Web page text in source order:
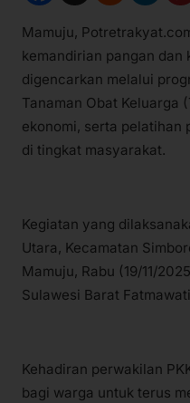
Mamuju,
kemandirian pangan dan
digencarkan melalui
Tanaman Obat Keluarga
ekonomi, serta pelatihan
di tingkat masyarakat.
Kegiatan yang
Utara, Kecamatan
Mamuju, Rabu (19/11/
Sulawesi Barat
Kehadiran perwakilan
bagi warga untuk terus